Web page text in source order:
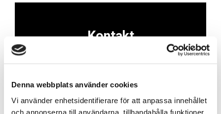
Denna webbplats använder cookies
Vi använder enhetsidentifierare för att anpassa innehållet
och annonserna till användarna, tillhandahålla funktioner
Kontakt
Har du frågor eller behöver hjälp?
16:30